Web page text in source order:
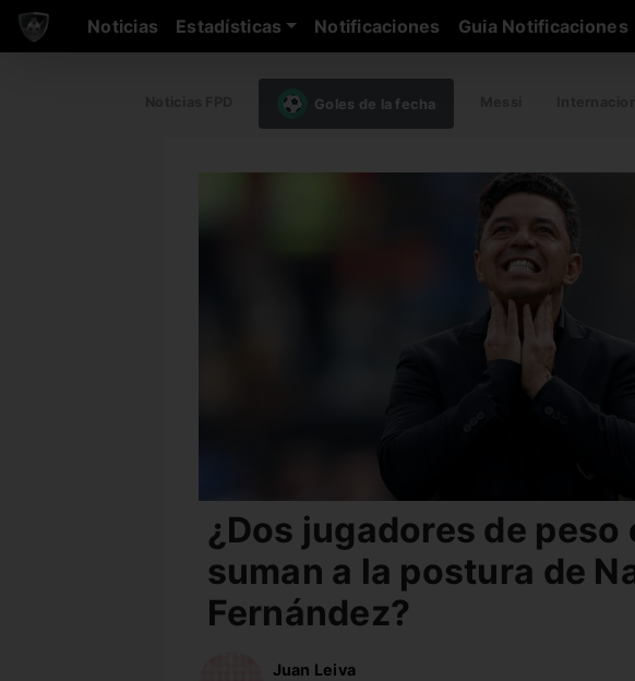
Noticias Estadísticas Notificaciones Guia Notificaciones
Goles de la fecha
¿Dos jugadores de peso
suman a la postura de
Fernández?
Juan Leiva